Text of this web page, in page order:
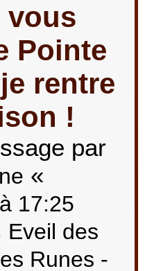
vous
Pointe
rentre
!
par
«
17:25
Eveil des
Runes -